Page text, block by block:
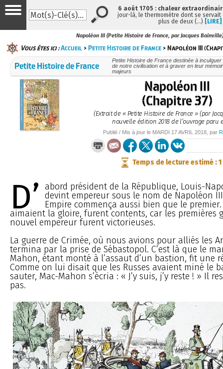
Napoléon III (Petite Histoire de France, par Jacques Bainville)
Vous êtes ici :Accueil >Petite Histoire de France > Napoléon III
Petite Histoire de France
Petite Histoire de France destinée à inculquer
de notre civilisation et à graver en leur
majeurs
Napoléon III
(Chapitre 37)
(Extrait de « Petite Histoire de France » (par
nouvelle édition 2018 de l’ouvrage paru
Publié / Mis à jour le MARDI 17 AVRIL 2018 , par
Temps de lecture estimé : 1
D’
abord président de la République, Louis-
devint empereur sous le nom de Napoléon
Empire commença aussi bien que le
aimaient la gloire, furent contents, car les premières
nouvel empereur furent victorieuses.
La guerre de Crimée, où nous avions pour alliés les
termina par la prise de Sébastopol. C’est là que le
Mahon, étant monté à l’assaut d’un bastion, fit une
Comme on lui disait que les Russes avaient miné le
sauter, Mac-Mahon s’écria : « J’y suis, j’y reste ! » Il
pas.
6 août 1705 : chaleur
jour-là, le thermomètre dont se servait
plus de deux (…) [LIRE]